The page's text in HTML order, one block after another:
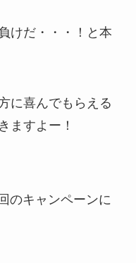
けだ・・・！と本
に喜んでもらえる
ますよー！
のキャンペーンに